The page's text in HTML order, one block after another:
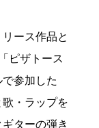
ース作品と
ピザトース
参加した
・ラップを
ターの弾き